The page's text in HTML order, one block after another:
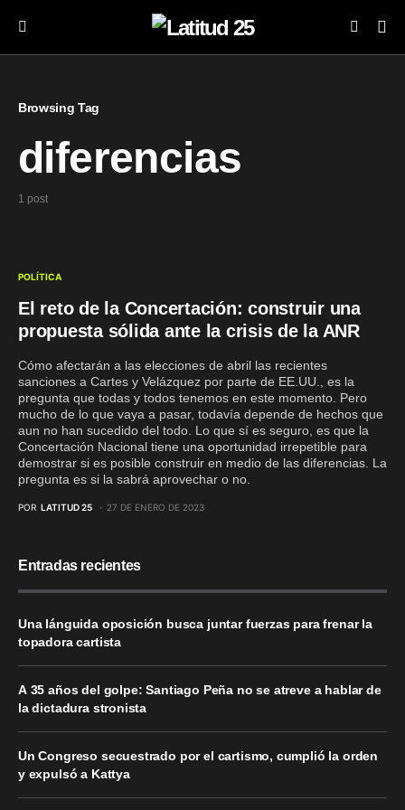
Browsing Tag
diferencias
1 post
POLÍTICA
El reto de la Concertación: construir una
propuesta sólida ante la crisis de la ANR
Cómo afectarán a las elecciones de abril las recientes
sanciones a Cartes y Velázquez por parte de EE.UU., es la
pregunta que todas y todos tenemos en este momento. Pero
mucho de lo que vaya a pasar, todavía depende de hechos que
aun no han sucedido del todo. Lo que sí es seguro, es que la
Concertación Nacional tiene una oportunidad irrepetible para
demostrar si es posible construir en medio de las diferencias. La
pregunta es si la sabrá aprovechar o no.
POR LATITUD 25 27 DE ENERO DE 2023
Entradas recientes
Una lánguida oposición busca juntar fuerzas para frenar la
topadora cartista
A 35 años del golpe: Santiago Peña no se atreve a hablar de
la dictadura stronista
Un Congreso secuestrado por el cartismo, cumplió la orden
y expulsó a Kattya